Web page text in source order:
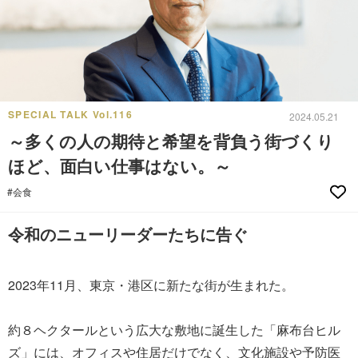
SPECIAL TALK Vol.116 2024.05.21
～多くの人の期待と希望を背負う街づくり
ほど、面白い仕事はない。～
#会食
令和のニューリーダーたちに告ぐ
2023年11月、東京・港区に新たな街が生まれた。
約８ヘクタールという広大な敷地に誕生した「麻布台ヒル
ズ」には、オフィスや住居だけでなく、文化施設や予防医